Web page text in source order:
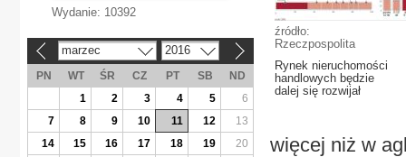
źródło:
Rzeczpospolita
Rynek nieruchomości
handlowych będzie
dalej się rozwijał
więcej niż w
Wydanie: 10392
marzec 2016
PN WT ŚR CZ PT SB
ND
1
2 3 4 5
6
7
8 9 10 11 12
13
14
15 16 17 18 19
20